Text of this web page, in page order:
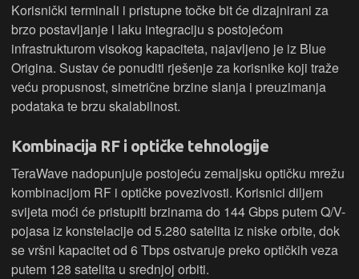
Korisnički terminali i pristupne točke bit će dizajnirani za
brzo postavljanje i laku integraciju s postojećom
infrastrukturom visokog kapaciteta, najavljeno je iz Blue
Origina. Sustav će ponuditi rješenje za korisnike koji traže
veću propusnost, simetrične brzine slanja i preuzimanja
podataka te brzu skalabilnost.
Kombinacija RF i optičke tehnologije
TeraWave nadopunjuje postojeću zemaljsku optičku mrežu
kombinacijom RF i optičke povezivosti. Korisnici diljem
svijeta moći će pristupiti brzinama do 144 Gbps putem Q/V-
pojasa iz konstelacije od 5.280 satelita iz niske orbite, dok
se vršni kapacitet od 6 Tbps ostvaruje preko optičkih veza
putem 128 satelita u srednjoj orbiti.